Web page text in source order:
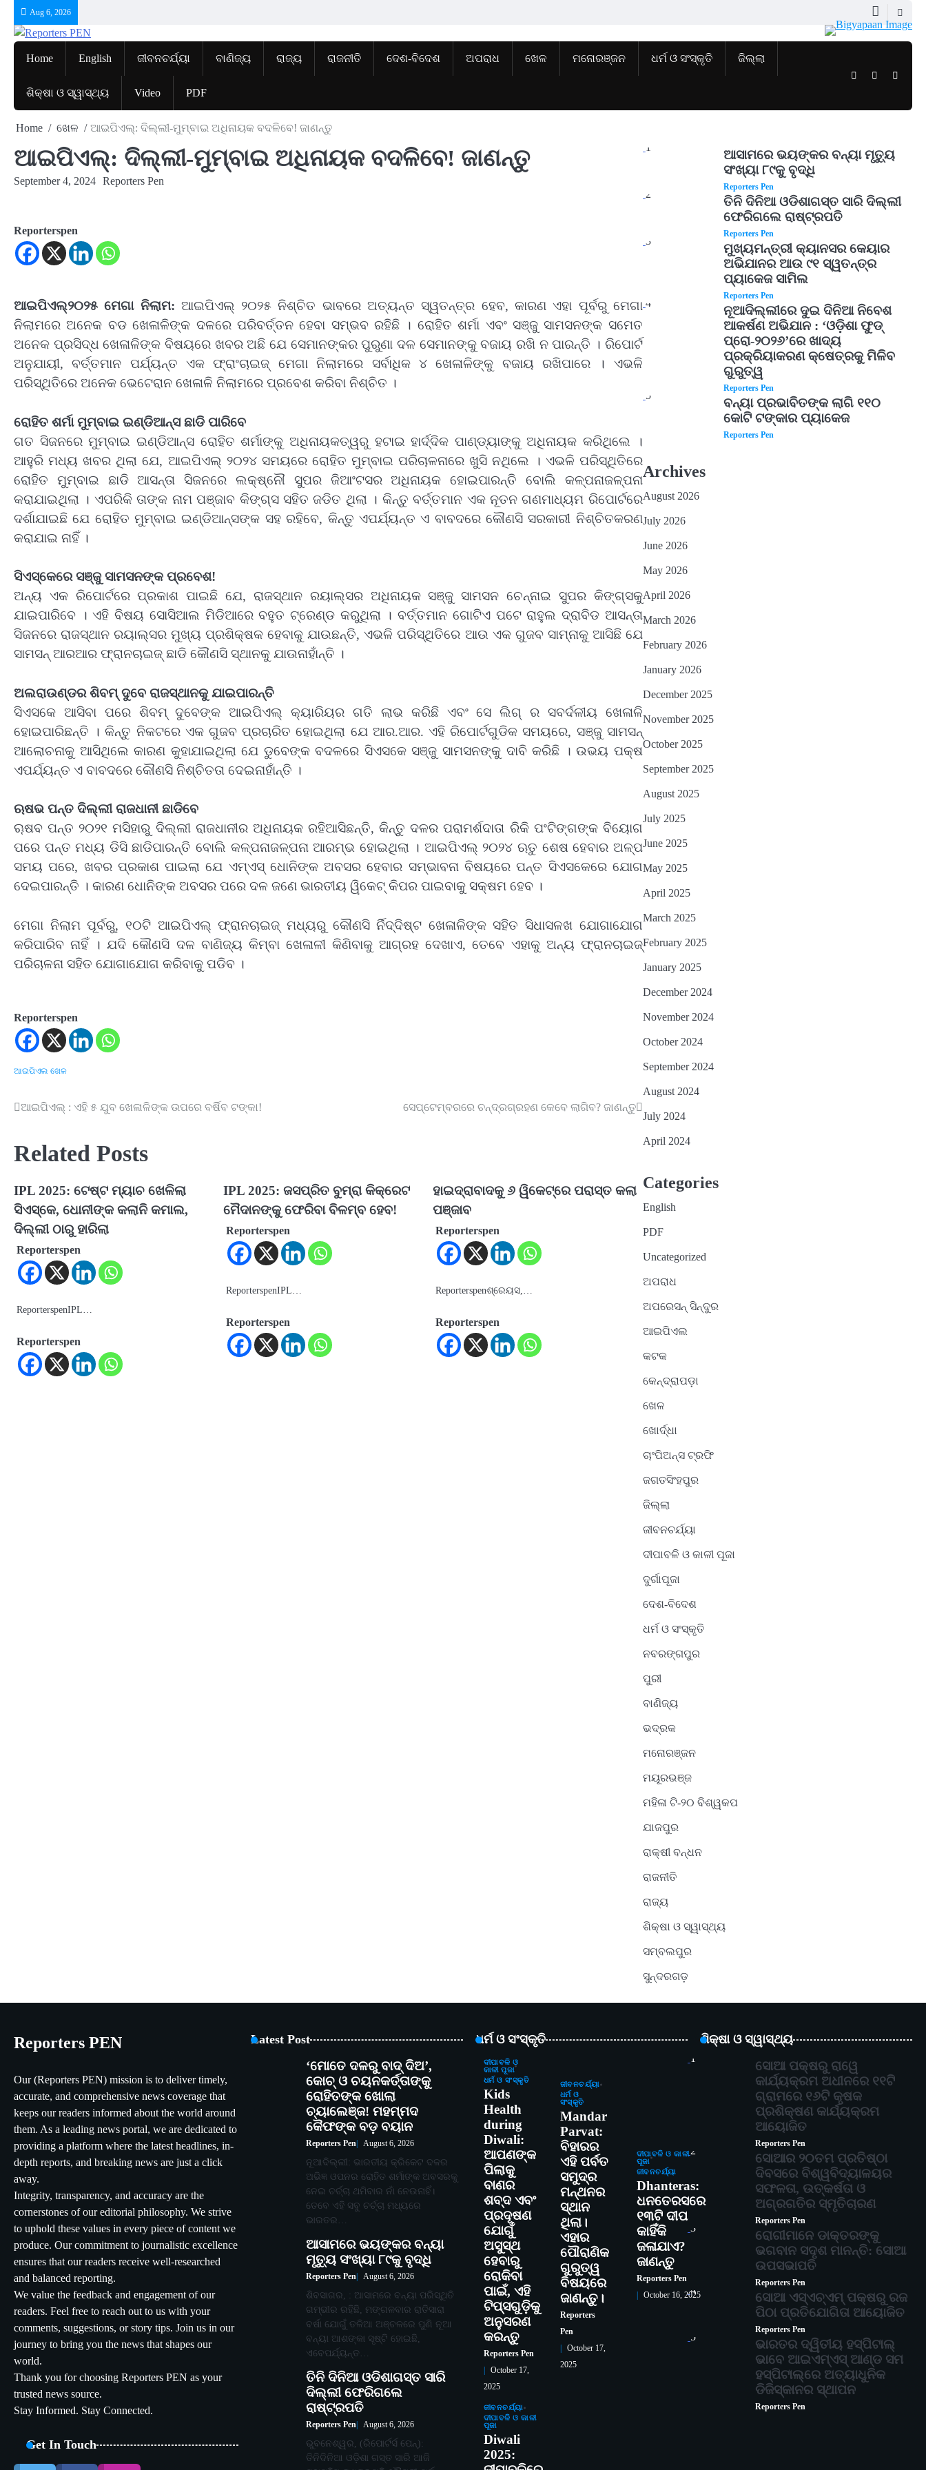
content
Aug 6, 2026
Home English ଜୀବନଚର୍ଯ୍ୟା ବାଣିଜ୍ୟ ରାଜ୍ୟ ରାଜନୀତି ଦେଶ-ବିଦେଶ ଅପରାଧ ଖେଳ ମନୋରଞ୍ଜନ ଧର୍ମ ଓ ସଂସ୍କୃତି ଜିଲ୍ଲା
ଶିକ୍ଷା ଓ ସ୍ୱାସ୍ଥ୍ୟ Video PDF
TwitterFacebook
Home ଖେଳ ଆଇପିଏଲ୍‌: ଦିଲ୍ଲୀ-ମୁମ୍ବାଇ ଅଧିନାୟକ ବଦଳିବେ! ଜାଣନ୍ତୁ
ଆଇପିଏଲ୍‌: ଦିଲ୍ଲୀ-ମୁମ୍ବାଇ ଅଧିନାୟକ ବଦଳିବେ! ଜାଣନ୍ତୁ
September 4, 2024 Reporters Pen
Reporterspen
ଆଇପିଏଲ୍‌୨୦୨୫ ମେଗା ନିଲାମ: ଆଇପିଏଲ୍ ୨୦୨୫ ନିଶ୍ଚିତ ଭାବରେ ଅତ୍ୟନ୍ତ ସ୍ୱତନ୍ତ୍ର ହେବ, କାରଣ ଏହା ପୂର୍ବରୁ ମେଗା
ନିଲାମରେ ଅନେକ ବଡ ଖେଳାଳିଙ୍କ ଦଳରେ ପରିବର୍ତ୍ତନ ହେବା ସମ୍ଭବ ରହିଛି । ରୋହିତ ଶର୍ମା ଏବଂ ସଞ୍ଜୁ ସାମସନଙ୍କ ସମେତ
ଅନେକ ପ୍ରସିଦ୍ଧ ଖେଳାଳିଙ୍କ ବିଷୟରେ ଖବର ଅଛି ଯେ ସେମାନଙ୍କର ପୁରୁଣା ଦଳ ସେମାନଙ୍କୁ ବଜାୟ ରଖି ନ ପାରନ୍ତି । ରିପୋର୍ଟ
ଅନୁଯାୟୀ, ବର୍ତ୍ତମାନ ପର୍ଯ୍ୟନ୍ତ ଏକ ଫ୍ରାଂଚାଇଜ୍ ମେଗା ନିଲାମରେ ସର୍ବାଧିକ ୪ ଖେଳାଳିଙ୍କୁ ବଜାୟ ରଖିପାରେ । ଏଭଳି
ପରିସ୍ଥିତିରେ ଅନେକ ଭେଟେରାନ ଖେଳାଳି ନିଲାମରେ ପ୍ରବେଶ କରିବା ନିଶ୍ଚିତ ।
ରୋହିତ ଶର୍ମା ମୁମ୍ବାଇ ଇଣ୍ଡିଆନ୍ସ ଛାଡି ପାରିବେ
ଗତ ସିଜନରେ ମୁମ୍ବାଇ ଇଣ୍ଡିଆନ୍ସ ରୋହିତ ଶର୍ମାଙ୍କୁ ଅଧିନାୟକତ୍ୱରୁ ହଟାଇ ହାର୍ଦ୍ଦିକ ପାଣ୍ଡ୍ୟାଙ୍କୁ ଅଧିନାୟକ କରିଥିଲେ ।
ଆହୁରି ମଧ୍ୟ ଖବର ଥିଲା ଯେ, ଆଇପିଏଲ୍ ୨୦୨୪ ସମୟରେ ରୋହିତ ମୁମ୍ବାଇ ପରିଚାଳନାରେ ଖୁସି ନଥିଲେ । ଏଭଳି ପରିସ୍ଥିତିରେ
ରୋହିତ ମୁମ୍ବାଇ ଛାଡି ଆସନ୍ତା ସିଜନରେ ଲକ୍ଷ୍ନୌ ସୁପର ଜିଆଂଟସର ଅଧିନାୟକ ହୋଇପାରନ୍ତି ବୋଲି କଳ୍ପନାଜଳ୍ପନା
କରାଯାଇଥିଲା । ଏପରିକି ତାଙ୍କ ନାମ ପଞ୍ଜାବ କିଙ୍ଗ୍ସ ସହିତ ଜଡିତ ଥିଲା । କିନ୍ତୁ ବର୍ତ୍ତମାନ ଏକ ନୂତନ ଗଣମାଧ୍ୟମ ରିପୋର୍ଟରେ
ଦର୍ଶାଯାଇଛି ଯେ ରୋହିତ ମୁମ୍ବାଇ ଇଣ୍ଡିଆନ୍ସଙ୍କ ସହ ରହିବେ, କିନ୍ତୁ ଏପର୍ଯ୍ୟନ୍ତ ଏ ବାବଦରେ କୌଣସି ସରକାରୀ ନିଶ୍ଚିତକରଣ
କରାଯାଇ ନାହିଁ ।
ସିଏସ୍‌କେରେ ସଞ୍ଜୁ ସାମସନଙ୍କ ପ୍ରବେଶ!
ଅନ୍ୟ ଏକ ରିପୋର୍ଟରେ ପ୍ରକାଶ ପାଇଛି ଯେ, ରାଜସ୍ଥାନ ରୟାଲ୍ସର ଅଧିନାୟକ ସଞ୍ଜୁ ସାମସନ ଚେନ୍ନାଇ ସୁପର କିଙ୍ଗ୍ସକୁ
ଯାଇପାରିବେ । ଏହି ବିଷୟ ସୋସିଆଲ ମିଡିଆରେ ବହୁତ ଟ୍ରେଣ୍ଡ କରୁଥିଲା । ବର୍ତ୍ତମାନ ଗୋଟିଏ ପଟେ ରାହୁଲ ଦ୍ରାବିଡ ଆସନ୍ତା
ସିଜନରେ ରାଜସ୍ଥାନ ରୟାଲ୍ସର ମୁଖ୍ୟ ପ୍ରଶିକ୍ଷକ ହେବାକୁ ଯାଉଛନ୍ତି, ଏଭଳି ପରିସ୍ଥିତିରେ ଆଉ ଏକ ଗୁଜବ ସାମ୍ନାକୁ ଆସିଛି ଯେ
ସାମସନ୍ ଆରଆର ଫ୍ରାନଚାଇଜ୍ ଛାଡି କୌଣସି ସ୍ଥାନକୁ ଯାଉନାହାଁନ୍ତି ।
ଅଲରାଉଣ୍ଡର ଶିବମ୍ ଦୁବେ ରାଜସ୍ଥାନକୁ ଯାଇପାରନ୍ତି
ସିଏସକେ ଆସିବା ପରେ ଶିବମ୍ ଦୁବେଙ୍କ ଆଇପିଏଲ୍ କ୍ୟାରିୟର ଗତି ଲାଭ କରିଛି ଏବଂ ସେ ଲିଗ୍ ର ସବର୍ଦଳୀୟ ଖେଳାଳି
ହୋଇପାରିଛନ୍ତି । କିନ୍ତୁ ନିକଟରେ ଏକ ଗୁଜବ ପ୍ରଚାରିତ ହୋଇଥିଲା ଯେ ଆର.ଆର. ଏହି ରିପୋର୍ଟଗୁଡିକ ସମୟରେ, ସଞ୍ଜୁ ସାମସନ୍
ଆଲୋଚନାକୁ ଆସିଥିଲେ କାରଣ କୁହାଯାଇଥିଲା ଯେ ଡୁବେଙ୍କ ବଦଳରେ ସିଏସକେ ସଞ୍ଜୁ ସାମସନଙ୍କୁ ଦାବି କରିଛି । ଉଭୟ ପକ୍ଷ
ଏପର୍ଯ୍ୟନ୍ତ ଏ ବାବଦରେ କୌଣସି ନିଶ୍ଚିତତା ଦେଇନାହାଁନ୍ତି ।
ଋଷଭ ପନ୍ତ ଦିଲ୍ଲୀ ରାଜଧାନୀ ଛାଡିବେ
ୠଷବ ପନ୍ତ ୨୦୨୧ ମସିହାରୁ ଦିଲ୍ଲୀ ରାଜଧାନୀର ଅଧିନାୟକ ରହିଆସିଛନ୍ତି, କିନ୍ତୁ ଦଳର ପରାମର୍ଶଦାତା ରିକି ପଂଟିଙ୍ଗଙ୍କ ବିୟୋଗ
ପରେ ପନ୍ତ ମଧ୍ୟ ଡିସି ଛାଡିପାରନ୍ତି ବୋଲି କଳ୍ପନାଜଳ୍ପନା ଆରମ୍ଭ ହୋଇଥିଲା । ଆଇପିଏଲ୍ ୨୦୨୪ ଋତୁ ଶେଷ ହେବାର ଅଳ୍ପ
ସମୟ ପରେ, ଖବର ପ୍ରକାଶ ପାଇଲା ଯେ ଏମ୍‌ଏସ୍ ଧୋନିଙ୍କ ଅବସର ହେବାର ସମ୍ଭାବନା ବିଷୟରେ ପନ୍ତ ସିଏସକେରେ ଯୋଗ
ଦେଇପାରନ୍ତି । କାରଣ ଧୋନିଙ୍କ ଅବସର ପରେ ଦଳ ଜଣେ ଭାରତୀୟ ୱିକେଟ୍ କିପର ପାଇବାକୁ ସକ୍ଷମ ହେବ ।
ମେଗା ନିଲାମ ପୂର୍ବରୁ, ୧୦ଟି ଆଇପିଏଲ୍ ଫ୍ରାନଚାଇଜ୍ ମଧ୍ୟରୁ କୌଣସି ର୍ନିଦ୍ଦିଷ୍ଟ ଖେଳାଳିଙ୍କ ସହିତ ସିଧାସଳଖ ଯୋଗାଯୋଗ
କରିପାରିବ ନାହିଁ । ଯଦି କୌଣସି ଦଳ ବାଣିଜ୍ୟ କିମ୍ବା ଖେଳାଳୀ କିଣିବାକୁ ଆଗ୍ରହ ଦେଖାଏ, ତେବେ ଏହାକୁ ଅନ୍ୟ ଫ୍ରାନଚାଇଜ୍
ପରିଚାଳନା ସହିତ ଯୋଗାଯୋଗ କରିବାକୁ ପଡିବ ।
Reporterspen
ଆଇପିଏଲ ଖେଳ
Post
ଆଇପିଏଲ୍ : ଏହି ୫ ଯୁବ ଖେଳାଳିଙ୍କ ଉପରେ ବର୍ଷିବ ଟଙ୍କା! ସେପ୍ଟେମ୍ବରରେ ଚନ୍ଦ୍ରଗ୍ରହଣ କେବେ ଲାଗିବ? ଜାଣନ୍ତୁ
Related Posts
IPL 2025: ଟେଷ୍ଟ ମ୍ୟାଚ ଖେଳିଲା
ସିଏସ୍‌କେ, ଧୋନୀଙ୍କ କଲାନି କମାଲ,
ଦିଲ୍ଲୀ ଠାରୁ ହାରିଲା
Reporterspen
ReporterspenIPL…
Reporterspen
IPL 2025: ଜସପ୍ରିତ ବୁମ୍ରା କିକ୍ରେଟ
ମୈଦାନଙ୍କୁ ଫେରିବା ବିଳମ୍ବ ହେବ!
Reporterspen
ReporterspenIPL…
Reporterspen
ହାଇଦ୍ରାବାଦକୁ ୬ ୱିକେଟ୍‌ରେ ପରାସ୍ତ କଲା
ପଞ୍ଜାବ
Reporterspen
Reporterspenଶ୍ରେୟସ,…
Reporterspen
1
ଆସାମରେ ଭୟଙ୍କର ବନ୍ୟା ମୃତ୍ୟୁ
ସଂଖ୍ୟା ୮୯କୁ ବୃଦ୍ଧି
Reporters Pen
2
ତିନି ଦିନିଆ ଓଡିଶାଗସ୍ତ ସାରି ଦିଲ୍ଲୀ
ଫେରିଗଲେ ରାଷ୍ଟ୍ରପତି
Reporters Pen
3
ମୁଖ୍ୟମନ୍ତ୍ରୀ କ୍ୟାନସର କେୟାର
ଅଭିଯାନର ଆଉ ୯୧ ସ୍ୱତନ୍ତ୍ର
ପ୍ୟାକେଜ ସାମିଲ
Reporters Pen
4
ନୂଆଦିଲ୍ଲୀରେ ଦୁଇ ଦିନିଆ ନିବେଶ
ଆକର୍ଷଣ ଅଭିଯାନ : ‘ଓଡ଼ିଶା ଫୁଡ୍
ପ୍ରୋ-୨୦୨୬’ରେ ଖାଦ୍ୟ
ପ୍ରକ୍ରିୟାକରଣ କ୍ଷେତ୍ରକୁ ମିଳିବ
ଗୁରୁତ୍ୱ
Reporters Pen
5
ବନ୍ୟା ପ୍ରଭାବିତଙ୍କ ଲାଗି ୧୧୦
କୋଟି ଟଙ୍କାର ପ୍ୟାକେଜ
Reporters Pen
Archives
August 2026
July 2026
June 2026
May 2026
April 2026
March 2026
February 2026
January 2026
December 2025
November 2025
October 2025
September 2025
August 2025
July 2025
June 2025
May 2025
April 2025
March 2025
February 2025
January 2025
December 2024
November 2024
October 2024
September 2024
August 2024
July 2024
April 2024
Categories
English
PDF
Uncategorized
ଅପରାଧ
ଅପରେସନ୍ ସିନ୍ଦୁର
ଆଇପିଏଲ
କଟକ
କେନ୍ଦ୍ରାପଡ଼ା
ଖେଳ
ଖୋର୍ଦ୍ଧା
ଚାଂପିଅନ୍ସ ଟ୍ରଫି
ଜଗତସିଂହପୁର
ଜିଲ୍ଲା
ଜୀବନଚର୍ଯ୍ୟା
ଦୀପାବଳି ଓ କାଳୀ ପୂଜା
ଦୁର୍ଗାପୂଜା
ଦେଶ-ବିଦେଶ
ଧର୍ମ ଓ ସଂସ୍କୃତି
ନବରଙ୍ଗପୁର
ପୁରୀ
ବାଣିଜ୍ୟ
ଭଦ୍ରକ
ମନୋରଞ୍ଜନ
ମୟୂରଭଞ୍ଜ
ମହିଳା ଟି-୨୦ ବିଶ୍ୱକପ
ଯାଜପୁର
ରାକ୍ଷୀ ବନ୍ଧନ
ରାଜନୀତି
ରାଜ୍ୟ
ଶିକ୍ଷା ଓ ସ୍ୱାସ୍ଥ୍ୟ
ସମ୍ବଲପୁର
ସୁନ୍ଦରଗଡ଼
Reporters PEN
Our (Reporters PEN) mission is to deliver timely,
accurate, and comprehensive news coverage that
keeps our readers informed about the world around
them. As a leading news portal, we are dedicated to
providing a platform where the latest headlines, in-
depth reports, and breaking news are just a click
away.
Integrity, transparency, and accuracy are the
cornerstones of our editorial philosophy. We strive
to uphold these values in every piece of content we
produce. Our commitment to journalistic excellence
ensures that our readers receive well-researched
and balanced reporting.
We value the feedback and engagement of our
readers. Feel free to reach out to us with your
comments, suggestions, or story tips. Join us in our
journey to bring you the news that shapes our
world.
Thank you for choosing Reporters PEN as your
trusted news source.
Stay Informed. Stay Connected.
Get In Touch
Latest Post
‘ମୋତେ ଦଳରୁ ବାଦ୍ ଦିଅ’,
କୋଚ୍ ଓ ଚୟନକର୍ତ୍ତାଙ୍କୁ
ରୋହିତଙ୍କ ଖୋଲା
ଚ୍ୟାଲେଞ୍ଜ! ମହମ୍ମଦ
କୈଫଙ୍କ ବଡ଼ ବୟାନ
Reporters Pen August 6, 2026
ନୂଆଦିଲ୍ଲୀ: ଭାରତୀୟ କ୍ରିକେଟ ଦଳର
ଅଭିଜ୍ଞ ଓପନର ରୋହିତ ଶର୍ମାଙ୍କ ଅବସରକୁ
ନେଇ ଚର୍ଚ୍ଚା ଥମିବାର ନାଁ ନେଉନାହିଁ।
ତେବେ ଏହି ସବୁ ଚର୍ଚ୍ଚା ମଧ୍ୟରେ
ଭାରତର…
ଆସାମରେ ଭୟଙ୍କର ବନ୍ୟା
ମୃତ୍ୟୁ ସଂଖ୍ୟା ୮୯କୁ ବୃଦ୍ଧି
Reporters Pen August 6, 2026
ଶିବସାଗର, : ଆସାମରେ ବନ୍ୟା ପରିସ୍ଥିତି
ଗମ୍ଭୀର ରହିଛି, ମଙ୍ଗଳବାର ରାତିସାରା
ବର୍ଷା ଯୋଗୁଁ ତଳିଆ ଅଞ୍ଚଳରେ ପୁଣି ନୂଆ
ବନ୍ୟା ଆଶଙ୍କା ସୃଷ୍ଟି ହୋଇଛି,
ଏବେପର୍ଯ୍ୟନ୍ତ…
ତିନି ଦିନିଆ ଓଡିଶାଗସ୍ତ ସାରି
ଦିଲ୍ଲୀ ଫେରିଗଲେ
ରାଷ୍ଟ୍ରପତି
Reporters Pen August 6, 2026
ଭୁବନେଶ୍ୱର, (ରିପୋର୍ଟର୍ସ ପେନ୍‌):
ତିନିଦିନିଆ ଓଡ଼ିଶା ଗସ୍ତ ସାରି ଆଜି
ଧର୍ମ ଓ ସଂସ୍କୃତି
ଦୀପାବଳି ଓ
କାଳୀ ପୂଜା
ଧର୍ମ ଓ ସଂସ୍କୃତି
Kids
Health
during
Diwali:
ଆପଣଙ୍କ
ପିଲାକୁ
ବାଣର
ଶବ୍ଦ ଏବଂ
ପ୍ରଦୂଷଣ
ଯୋଗୁଁ
ଅସୁସ୍ଥ
ହେବାରୁ
ରୋକିବା
ପାଇଁ, ଏହି
ଟିପ୍ସଗୁଡ଼ିକୁ
ଅନୁସରଣ
କରନ୍ତୁ
Reporters Pen
October 17,
2025
ଜୀବନଚର୍ଯ୍ୟା
ଧର୍ମ ଓ
ସଂସ୍କୃତି
Mandar
Parvat:
ବିହାରର
ଏହି ପର୍ବତ
ସମୁଦ୍ର
ମନ୍ଥନର
ସ୍ଥାନ
ଥିଲା।
ଏହାର
ପୌରାଣିକ
ଗୁରୁତ୍ୱ
ବିଷୟରେ
ଜାଣନ୍ତୁ।
Reporters
Pen
October 17,
2025
ଦୀପାବଳି ଓ କାଳୀ
ପୂଜା
ଜୀବନଚର୍ଯ୍ୟା
Dhanteras:
ଧନତେରସରେ
୧୩ଟି ଦୀପ
କାହିଁକି
ଜଳାଯାଏ?
ଜାଣନ୍ତୁ
Reporters Pen
October 16, 2025
ଜୀବନଚର୍ଯ୍ୟା
ଦୀପାବଳି ଓ କାଳୀ
ପୂଜା
Diwali
2025:
ଶିକ୍ଷା ଓ ସ୍ୱାସ୍ଥ୍ୟ
1
ସୋଆ ପକ୍ଷରୁ ରାୱେ
କାର୍ଯ୍ୟକ୍ରମ ଅଧୀନରେ ୧୧ଟି
ଗ୍ରାମରେ ୧୬ଟି କୃଷକ
ପ୍ରଶିକ୍ଷଣ କାର୍ଯ୍ୟକ୍ରମ
ଆୟୋଜିତ
Reporters Pen
2
ସୋଆର ୨୦ତମ ପ୍ରତିଷ୍ଠା
ଦିବସରେ ବିଶ୍ୱବିଦ୍ୟାଳୟର
ସଫଳତା, ଉତ୍କର୍ଷତା ଓ
ଅଗ୍ରଗତିର ସ୍ମୃତିଚାରଣ
Reporters Pen
3
ରୋଗୀମାନେ ଡାକ୍ତରଙ୍କୁ
ଭଗବାନ ସଦୃଶ ମାନନ୍ତି: ସୋଆ
ଉପସଭାପତି
Reporters Pen
4
ସୋଆ ଏସ୍‌ଏଚ୍‌ଏମ୍ ପକ୍ଷରୁ ରଜ
ପିଠା ପ୍ରତିଯୋଗିତା ଆୟୋଜିତ
Reporters Pen
5
ଭାରତର ଦ୍ୱିତୀୟ ହସ୍ପିଟାଲ୍
ଭାବେ ଆଇଏମ୍‌ଏସ୍ ଆଣ୍ଡ ସମ
ହସ୍ପିଟାଲ୍‌ରେ ଅତ୍ୟାଧୁନିକ
ଡିଜିସ୍କାନର ସ୍ଥାପନ
Reporters Pen